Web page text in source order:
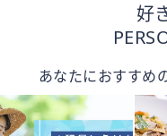
好
あなたにおすすめ